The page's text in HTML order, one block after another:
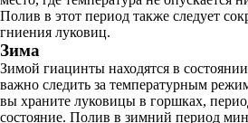
Полив в этот период также следует
гниения луковиц.
Зима
Зимой гиацинты находятся в
важно следить за температурным
вы храните луковицы в горшках,
состояние. Полив в зимний период